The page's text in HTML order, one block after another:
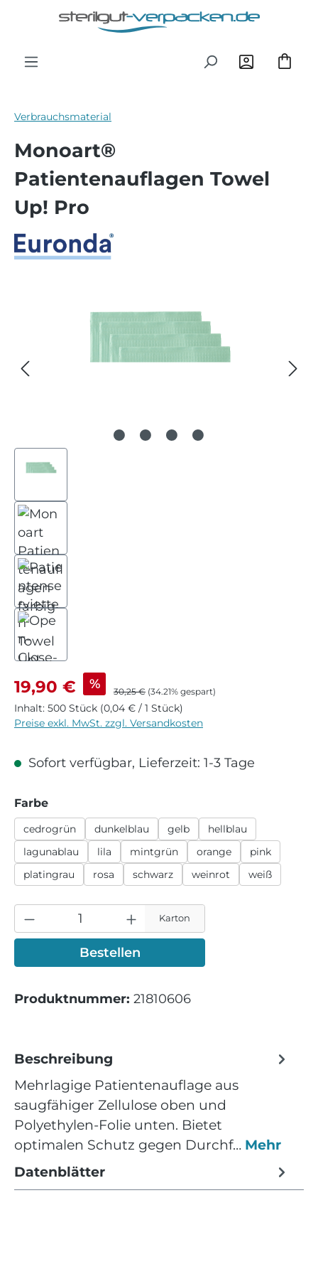
Zum Hauptinhalt springen
Verbrauchsmaterial
Monoart®
Patientenauflagen Towel
Up! Pro
Verkaufspreis:
19,90 € % Regulärer Preis:
30,25 € (34.21% gespart)
Inhalt: 500 Stück (0,04 € / 1 Stück)
Preise exkl. MwSt. zzgl. Versandkosten
Sofort verfügbar, Lieferzeit: 1-3 Tage
Farbeauswählen
cedrogrün dunkelblau gelb
hellblau
lagunablau
lila mintgrün orange
pink
platingrau
rosa schwarz weinrot weiß
Karton
Bestellen
Produktnummer: 21810606
Beschreibung
Mehrlagige Patientenauflage aus
saugfähiger Zellulose oben und
Polyethylen-Folie unten. Bietet
optimalen Schutz gegen Durchf… Mehr
Datenblätter